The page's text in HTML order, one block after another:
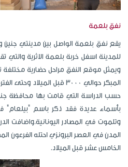
نفق بلعمة
يقع نفق بلعمة الواصل بين مدينتي جنين
ويمثل موقع النفق مراحل حضارية مختلفة
المبكر حوالي 3000 قبل
حسب الدراسة التي قامت بها محافظة جنين
بأسماء عديدة فقد ذكر باسم "بيلعام"
وتلموت في المصادر اليونانية.واضافت
المدن في العصر البرونزي احتله الفرعون
الخامس عشر قبل الميلاد.